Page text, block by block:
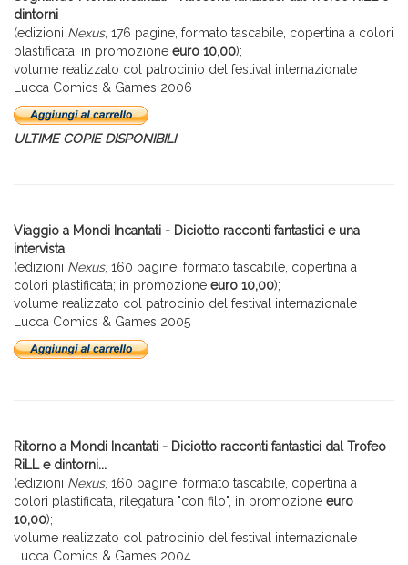
dintorni
(edizioni Nexus, 176 pagine, formato tascabile, copertina a colori
plastificata; in promozione euro 10,00);
volume realizzato col patrocinio del festival internazionale
Lucca Comics & Games 2006
ULTIME COPIE DISPONIBILI
Viaggio a Mondi Incantati - Diciotto racconti fantastici e una
intervista
(edizioni Nexus, 160 pagine, formato tascabile, copertina a
colori plastificata; in promozione euro 10,00);
volume realizzato col patrocinio del festival internazionale
Lucca Comics & Games 2005
Ritorno a Mondi Incantati - Diciotto racconti fantastici dal Trofeo
RiLL e dintorni...
(edizioni Nexus, 160 pagine, formato tascabile, copertina a
colori plastificata, rilegatura "con filo", in promozione euro
10,00);
volume realizzato col patrocinio del festival internazionale
Lucca Comics & Games 2004